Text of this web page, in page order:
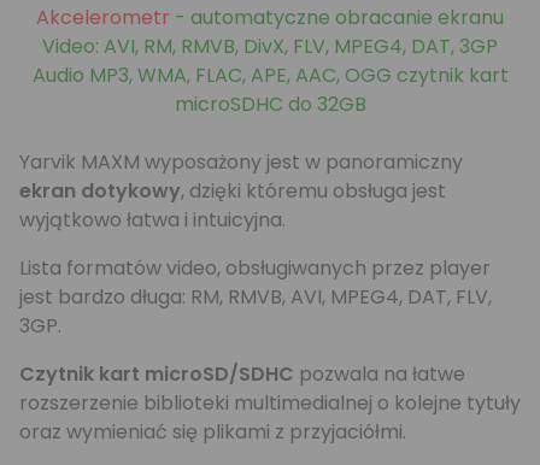
Akcelerometr - automatyczne obracanie ekranu
Video: AVI, RM, RMVB, DivX, FLV, MPEG4, DAT, 3GP
Audio MP3, WMA, FLAC, APE, AAC, OGG czytnik kart
microSDHC do 32GB
Yarvik MAXM wyposażony jest w panoramiczny
ekran dotykowy, dzięki któremu obsługa jest
wyjątkowo łatwa i intuicyjna.
Lista formatów video, obsługiwanych przez player
jest bardzo długa: RM, RMVB, AVI, MPEG4, DAT, FLV,
3GP.
Czytnik kart microSD/SDHC pozwala na łatwe
rozszerzenie biblioteki multimedialnej o kolejne tytuły
oraz wymieniać się plikami z przyjaciółmi.